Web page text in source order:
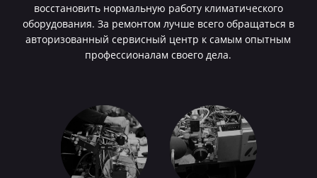
восстановить нормальную работу климатического
оборудования. За ремонтом лучше всего обращаться в
авторизованный сервисный центр к самым опытным
профессионалам своего дела.